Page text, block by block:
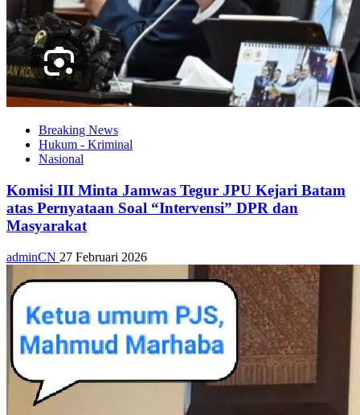
Breaking News
Hukum - Kriminal
Nasional
Komisi III Minta Jamwas Tegur JPU Kejari Batam
atas Pernyataan Soal “Intervensi” DPR dan
Masyarakat
adminCN 27 Februari 2026